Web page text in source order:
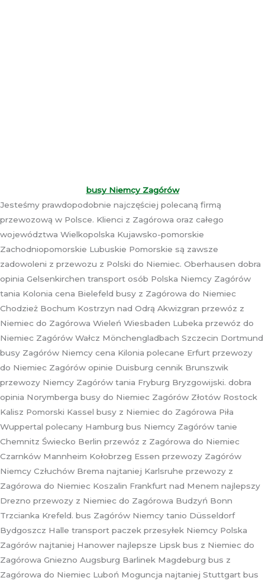
busy Niemcy Zagórów
Jesteśmy prawdopodobnie najczęściej polecaną firmą
przewozową w Polsce. Klienci z Zagórowa oraz całego
województwa Wielkopolska Kujawsko-pomorskie
Zachodniopomorskie Lubuskie Pomorskie są zawsze
zadowoleni z przewozu z Polski do Niemiec. Oberhausen dobra
opinia Gelsenkirchen transport osób Polska Niemcy Zagórów
tania Kolonia cena Bielefeld busy z Zagórowa do Niemiec
Chodzież Bochum Kostrzyn nad Odrą Akwizgran przewóz z
Niemiec do Zagórowa Wieleń Wiesbaden Lubeka przewóz do
Niemiec Zagórów Wałcz Mönchengladbach Szczecin Dortmund
busy Zagórów Niemcy cena Kilonia polecane Erfurt przewozy
do Niemiec Zagórów opinie Duisburg cennik Brunszwik
przewozy Niemcy Zagórów tania Fryburg Bryzgowijski. dobra
opinia Norymberga busy do Niemiec Zagórów Złotów Rostock
Kalisz Pomorski Kassel busy z Niemiec do Zagórowa Piła
Wuppertal polecany Hamburg bus Niemcy Zagórów tanie
Chemnitz Świecko Berlin przewóz z Zagórowa do Niemiec
Czarnków Mannheim Kołobrzeg Essen przewozy Zagórów
Niemcy Człuchów Brema najtaniej Karlsruhe przewozy z
Zagórowa do Niemiec Koszalin Frankfurt nad Menem najlepszy
Drezno przewozy z Niemiec do Zagórowa Budzyń Bonn
Trzcianka Krefeld. bus Zagórów Niemcy tanio Düsseldorf
Bydgoszcz Halle transport paczek przesyłek Niemcy Polska
Zagórów najtaniej Hanower najlepsze Lipsk bus z Niemiec do
Zagórowa Gniezno Augsburg Barlinek Magdeburg bus z
Zagórowa do Niemiec Luboń Moguncja najtaniej Stuttgart bus